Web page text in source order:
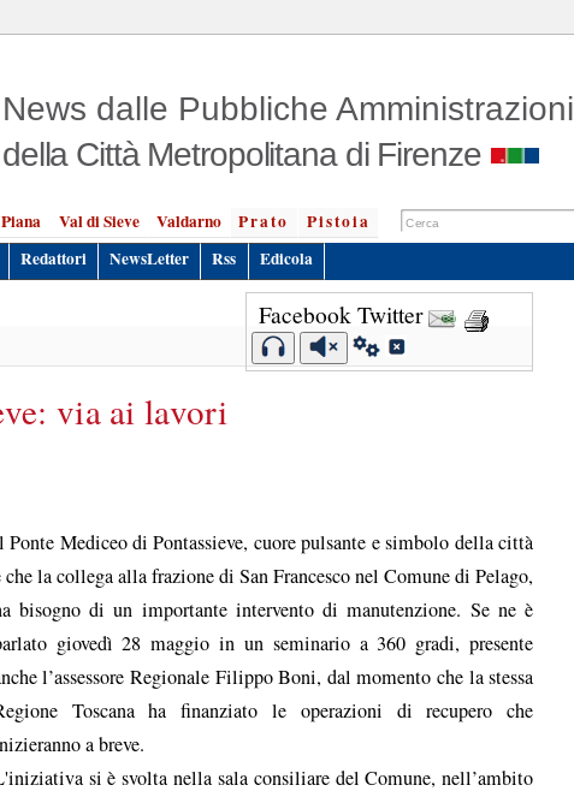
News dalle Pubbliche Amministrazioni
della Città Metropolitana di Firenze
Piana Val di Sieve Valdarno Prato
Pistoia
Redattori NewsLetter Rss Edicola
Facebook Twitter
via ai lavori
Ponte Mediceo di Pontassieve, cuore pulsante e simbolo della città
che la collega alla frazione di San Francesco nel Comune di Pelago,
bisogno di un importante intervento di manutenzione. Se ne è
giovedì 28 maggio in un seminario a 360 gradi, presente
l’assessore Regionale Filippo Boni, dal momento che la stessa
Toscana ha finanziato le operazioni di recupero che
a breve.
si è svolta nella sala consiliare del Comune, nell’ambito